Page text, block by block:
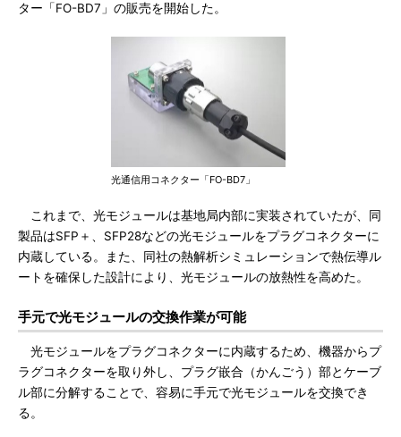
ター「FO-BD7」の販売を開始した。
光通信用コネクター「FO-BD7」
これまで、光モジュールは基地局内部に実装されていたが、同
製品はSFP＋、SFP28などの光モジュールをプラグコネクターに
内蔵している。また、同社の熱解析シミュレーションで熱伝導ル
ートを確保した設計により、光モジュールの放熱性を高めた。
手元で光モジュールの交換作業が可能
光モジュールをプラグコネクターに内蔵するため、機器からプ
ラグコネクターを取り外し、プラグ嵌合（かんごう）部とケーブ
ル部に分解することで、容易に手元で光モジュールを交換でき
る。